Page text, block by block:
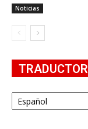
Noticias
TRADUCTOR